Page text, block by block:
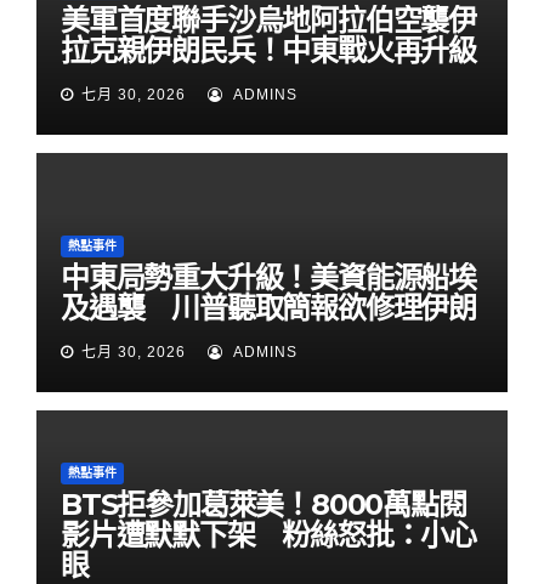
美軍首度聯手沙烏地阿拉伯空襲伊
拉克親伊朗民兵！中東戰火再升級
七月 30, 2026 ADMINS
熱點事件
中東局勢重大升級！美資能源船埃
及遇襲 川普聽取簡報欲修理伊朗
七月 30, 2026 ADMINS
熱點事件
BTS拒參加葛萊美！8000萬點閱
影片遭默默下架 粉絲怒批：小心
眼